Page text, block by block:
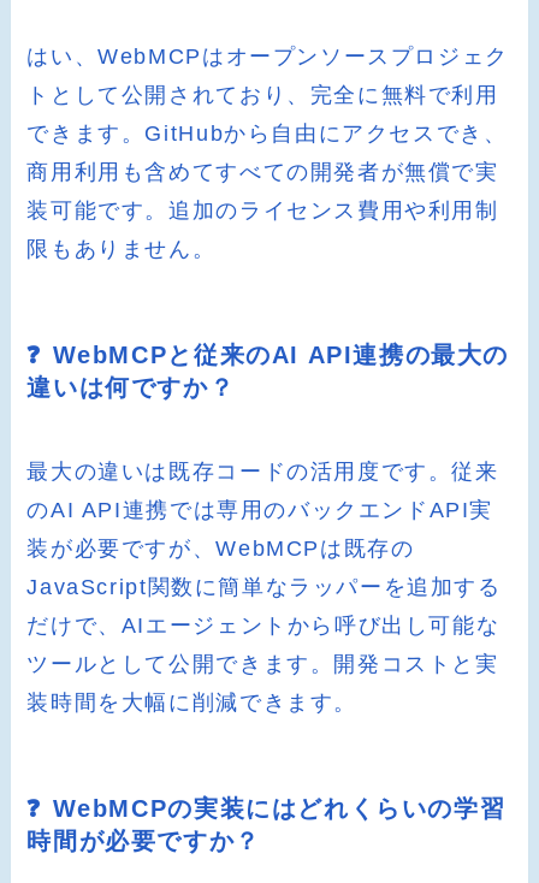
はい、WebMCPはオープンソースプロジェク
トとして公開されており、完全に無料で利用
できます。GitHubから自由にアクセスでき、
商用利用も含めてすべての開発者が無償で実
装可能です。追加のライセンス費用や利用制
限もありません。
❓ WebMCPと従来のAI API連携の最大の
違いは何ですか？
最大の違いは既存コードの活用度です。従来
のAI API連携では専用のバックエンドAPI実
装が必要ですが、WebMCPは既存の
JavaScript関数に簡単なラッパーを追加する
だけで、AIエージェントから呼び出し可能な
ツールとして公開できます。開発コストと実
装時間を大幅に削減できます。
❓ WebMCPの実装にはどれくらいの学習
時間が必要ですか？